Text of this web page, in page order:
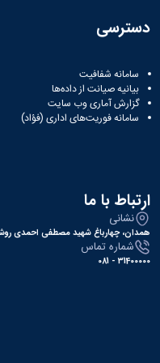
انتشارات
کتب
مجلات
علمی
فصلنامه
فناوری
دسترسی
سامانه شفافیت
بیانیه صیانت از داده‌ها
گزارش آماری وب‌ سایت
سامانه فوریت‌های اداری (فؤاد)
ارتباط با ما
نشانی
همدان، چهارباغ شهید مصطفی احمدی
شماره تماس
31400000 - 081